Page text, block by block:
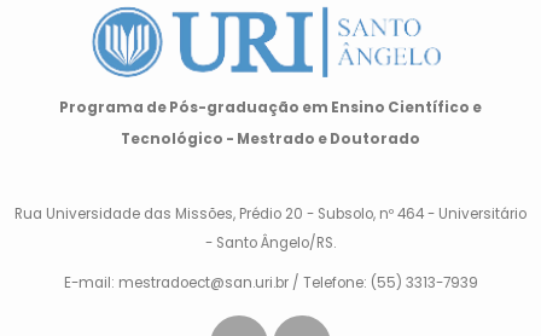
Programa de Pós-graduação em Ensino Científico e
Tecnológico - Mestrado e Doutorado
Rua Universidade das Missões, Prédio 20 - Subsolo, nº 464 - Universitário
- Santo Ângelo/RS.
E-mail: mestradoect@san.uri.br / Telefone: (55) 3313-7939